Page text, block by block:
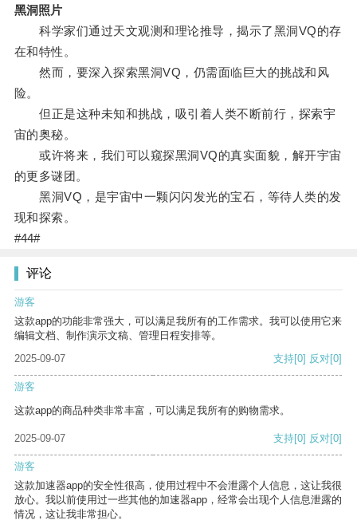
黑洞照片
科学家们通过天文观测和理论推导，揭示了黑洞VQ的存
在和特性。
然而，要深入探索黑洞VQ，仍需面临巨大的挑战和风
险。
但正是这种未知和挑战，吸引着人类不断前行，探索宇
宙的奥秘。
或许将来，我们可以窥探黑洞VQ的真实面貌，解开宇宙
的更多谜团。
黑洞VQ，是宇宙中一颗闪闪发光的宝石，等待人类的发
现和探索。
#44#
评论
游客
这款app的功能非常强大，可以满足我所有的工作需求。我可以使用它来
编辑文档、制作演示文稿、管理日程安排等。
2025-09-07
支持[0] 反对[0]
游客
这款app的商品种类非常丰富，可以满足我所有的购物需求。
2025-09-07 支持[0] 反对[0]
游客
这款加速器app的安全性很高，使用过程中不会泄露个人信息，这让我很
放心。我以前使用过一些其他的加速器app，经常会出现个人信息泄露的
情况，这让我非常担心。